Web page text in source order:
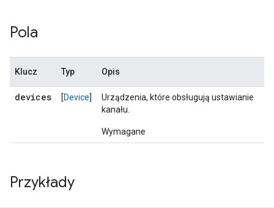
Pola
Klucz Typ Opis
devices [Device]
Urządzenia, które obsługują ustawianie
kanału.
Wymagane
Przykłady